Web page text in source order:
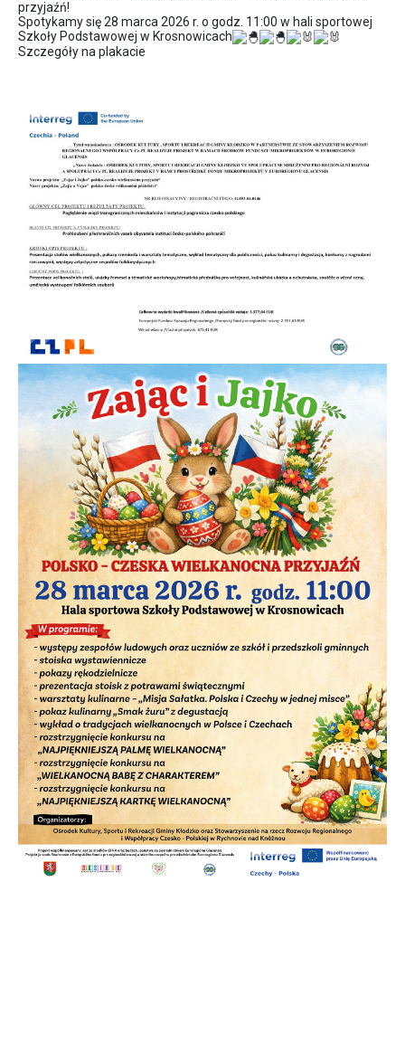
przyjaźń!
Spotykamy się 28 marca 2026 r. o godz. 11:00 w hali sportowej
Szkoły Podstawowej w Krosnowicach
Szczegóły na plakacie